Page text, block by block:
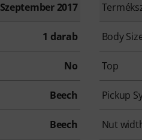
Szeptember 2017
1 darab Body
No Top
Beech Pickup
Beech Nut